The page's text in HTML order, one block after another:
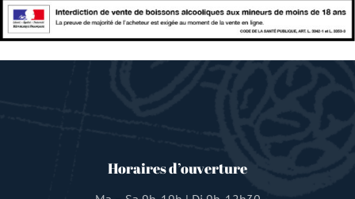
Horaires d’ouverture